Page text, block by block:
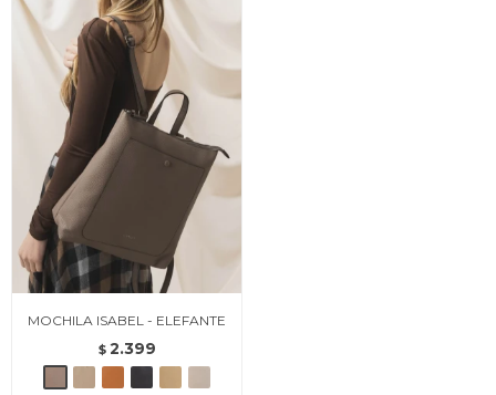
MOCHILA ISABEL - ELEFANTE
$ 2.399